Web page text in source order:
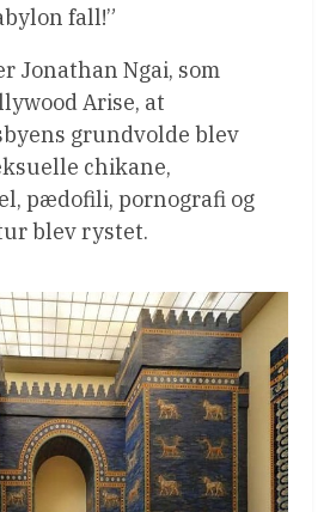
fall!”
Jonathan Ngai, som
Arise, at
grundvolde blev
chikane,
pædofili, pornografi og
blev rystet.